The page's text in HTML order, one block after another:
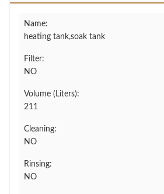
Name:
heating tank,soak tank
Filter:
NO
Volume (Liters):
211
Cleaning:
NO
Rinsing:
NO